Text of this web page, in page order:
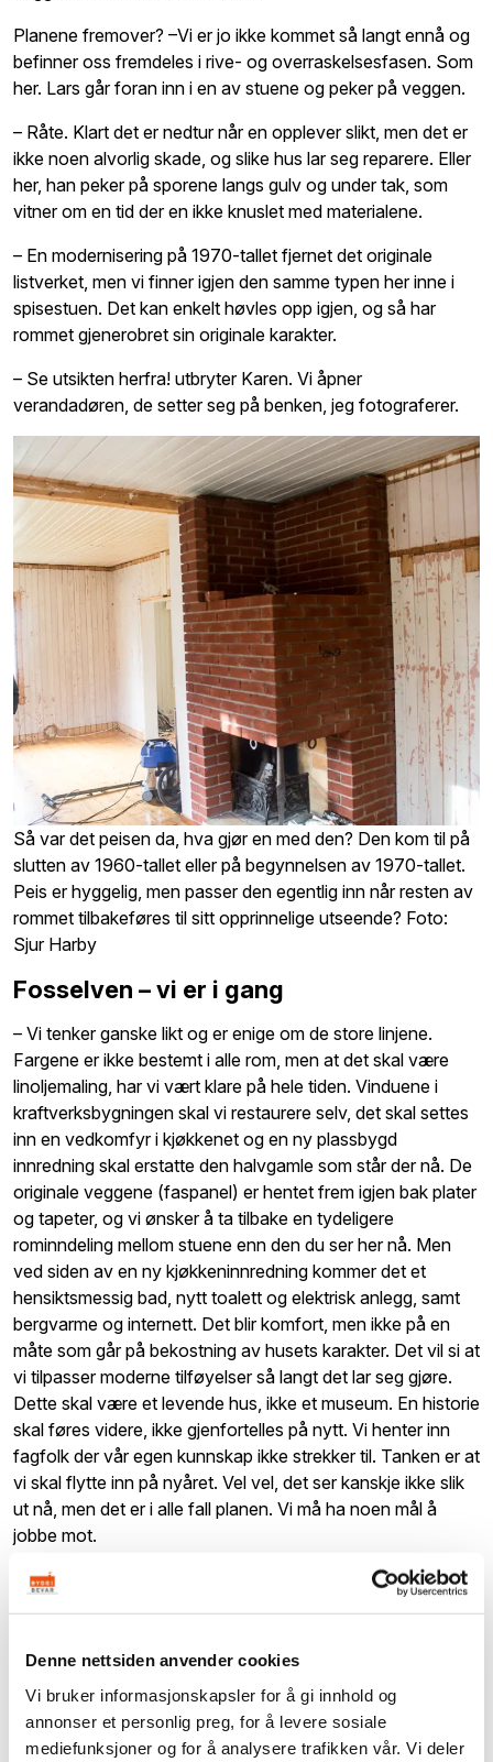
Denne nettsiden anvender cookies
Vi bruker informasjonskapsler for å gi innhold og
annonser et personlig preg, for å levere sosiale
mediefunksjoner og for å analysere trafikken vår. Vi deler
Planene fremover? –Vi er jo ikke kommet så langt ennå og
befinner oss fremdeles i rive- og overraskelsesfasen. Som
her. Lars går foran inn i en av stuene og peker på veggen.
– Råte. Klart det er nedtur når en opplever slikt, men det er
ikke noen alvorlig skade, og slike hus lar seg reparere. Eller
her, han peker på sporene langs gulv og under tak, som
vitner om en tid der en ikke knuslet med materialene.
– En modernisering på 1970-tallet fjernet det originale
listverket, men vi finner igjen den samme typen her inne i
spisestuen. Det kan enkelt høvles opp igjen, og så har
rommet gjenerobret sin originale karakter.
– Se utsikten herfra! utbryter Karen. Vi åpner
verandadøren, de setter seg på benken, jeg fotograferer.
Så var det peisen da, hva gjør en med den? Den kom til på
slutten av 1960-tallet eller på begynnelsen av 1970-tallet.
Peis er hyggelig, men passer den egentlig inn når resten av
rommet tilbakeføres til sitt opprinnelige utseende? Foto:
Sjur Harby
Fosselven – vi er i gang
– Vi tenker ganske likt og er enige om de store linjene.
Fargene er ikke bestemt i alle rom, men at det skal være
linoljemaling, har vi vært klare på hele tiden. Vinduene i
kraftverksbygningen skal vi restaurere selv, det skal settes
inn en vedkomfyr i kjøkkenet og en ny plassbygd
innredning skal erstatte den halvgamle som står der nå. De
originale veggene (faspanel) er hentet frem igjen bak plater
og tapeter, og vi ønsker å ta tilbake en tydeligere
rominndeling mellom stuene enn den du ser her nå. Men
ved siden av en ny kjøkkeninnredning kommer det et
hensiktsmessig bad, nytt toalett og elektrisk anlegg, samt
bergvarme og internett. Det blir komfort, men ikke på en
måte som går på bekostning av husets karakter. Det vil si at
vi tilpasser moderne tilføyelser så langt det lar seg gjøre.
Dette skal være et levende hus, ikke et museum. En historie
skal føres videre, ikke gjenfortelles på nytt. Vi henter inn
fagfolk der vår egen kunnskap ikke strekker til. Tanken er at
vi skal flytte inn på nyåret. Vel vel, det ser kanskje ikke slik
ut nå, men det er i alle fall planen. Vi må ha noen mål å
jobbe mot.